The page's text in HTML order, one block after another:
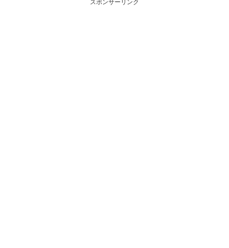
スポンサーリンク